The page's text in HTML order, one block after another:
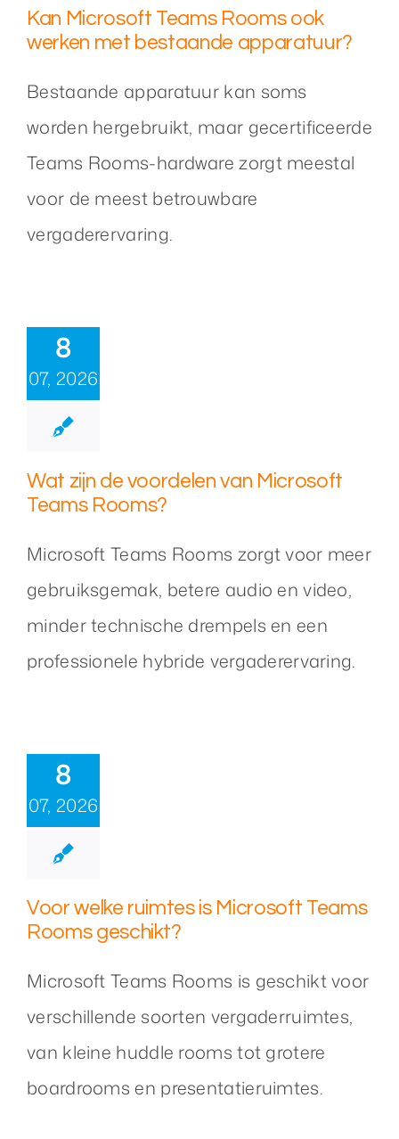
Kan Microsoft Teams Rooms ook
werken met bestaande apparatuur?
Bestaande apparatuur kan soms
worden hergebruikt, maar gecertificeerde
Teams Rooms-hardware zorgt meestal
voor de meest betrouwbare
vergaderervaring.
8
07, 2026
Wat zijn de voordelen van Microsoft
Teams Rooms?
Microsoft Teams Rooms zorgt voor meer
gebruiksgemak, betere audio en video,
minder technische drempels en een
professionele hybride vergaderervaring.
8
07, 2026
Voor welke ruimtes is Microsoft Teams
Rooms geschikt?
Microsoft Teams Rooms is geschikt voor
verschillende soorten vergaderruimtes,
van kleine huddle rooms tot grotere
boardrooms en presentatieruimtes.